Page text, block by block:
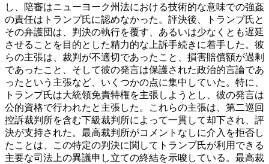
し、陪審はニューヨーク州法における技術的な意味での強姦
の責任はトランプ氏に認めなかった。 評決後、トランプ氏と
その弁護団は、判決の執行を覆す、あるいは少なくとも遅延
させることを目的とした精力的な上訴手続きに着手した。彼
らの主張は、裁判が不適切であったこと、損害賠償額が過剰
であったこと、そして彼の発言は保護された政治的言論であ
ったという主張など、いくつかの点に集中していた。特に、
トランプ氏は大統領免責特権を主張しようとし、彼の発言は
公的資格で行われたと主張した。これらの主張は、第二巡回
控訴裁判所を含む下級裁判所によって一貫して却下され、評
決が支持された。最高裁判所がコメントなしに介入を拒否し
たことは、この特定の判決に関してトランプ氏が利用できる
主要な司法上の異議申し立ての終結を示唆している。 最高裁